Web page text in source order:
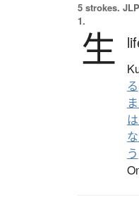
5 strokes.
1.
生
る
う